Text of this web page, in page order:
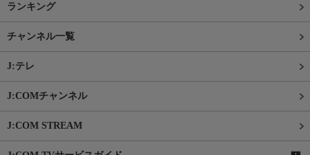
ランキング
チャンネル一覧
J:テレ
J:COMチャンネル
J:COM STREAM